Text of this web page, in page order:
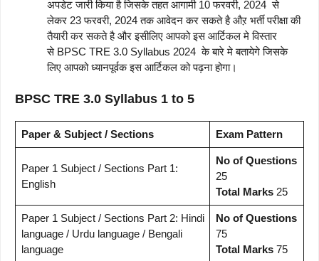
अपडेट जारी किया है जिसके तहत आगामी 10 फरवरी, 2024 से
लेकर 23 फरवरी, 2024 तक आवेदन कर सकते है औऱ भर्ती परीक्षा की
तैयारी कर सकते है और इसीलिए आपको इस आर्टिकल मे विस्तार
से BPSC TRE 3.0 Syllabus 2024 के बारे मे बतायेगे जिसके
लिए आपको ध्यानपूर्वक इस आर्टिकल को पढ़ना होगा।
BPSC TRE 3.0 Syllabus 1 to 5
Paper & Subject / Sections Exam Pattern
Paper 1 Subject / Sections Part 1:
English
No of Questions
25
Total Marks25
Paper 1 Subject / Sections Part 2: Hindi
language / Urdu language / Bengali
language
No of Questions
75
Total Marks75